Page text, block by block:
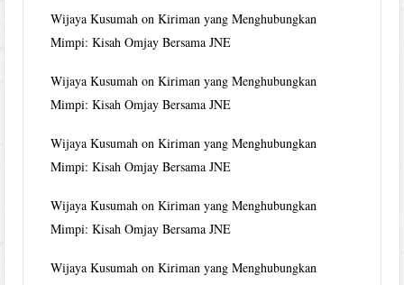
Wijaya Kusumah onKiriman yang Menghubungkan
Mimpi: Kisah Omjay Bersama JNE
Wijaya Kusumah onKiriman yang Menghubungkan
Mimpi: Kisah Omjay Bersama JNE
Wijaya Kusumah onKiriman yang Menghubungkan
Mimpi: Kisah Omjay Bersama JNE
Wijaya Kusumah onKiriman yang Menghubungkan
Mimpi: Kisah Omjay Bersama JNE
Wijaya Kusumah onKiriman yang Menghubungkan